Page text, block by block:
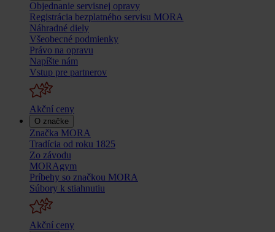
Objednanie servisnej opravy
Registrácia bezplatného servisu MORA
Náhradné diely
Všeobecné podmienky
Právo na opravu
Napíšte nám
Vstup pre partnerov
Akční ceny
O značke
Značka MORA
Tradícia od roku 1825
Zo závodu
MORAgym
Príbehy so značkou MORA
Súbory k stiahnutiu
Akční ceny